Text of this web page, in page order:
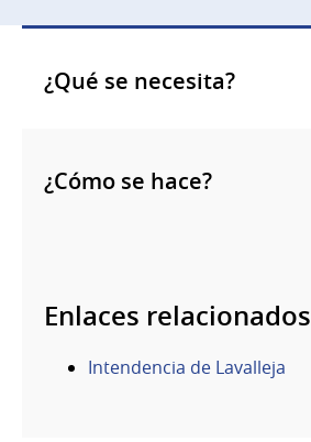
¿Qué se necesita?
¿Cómo se hace?
Enlaces relacionados
Intendencia de Lavalleja